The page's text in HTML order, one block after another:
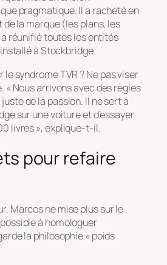
pragmatique. Il a racheté en
de la marque (les plans, les
réunifié toutes les entités
à Stockbridge.
syndrome TVR ? Ne pas viser
« Nous arrivons avec des règles
de la passion. Il ne sert à
sur une voiture et d’essayer
livres », explique-t-il.
pour refaire
Marcos ne mise plus sur le
à homologuer
la philosophie « poids